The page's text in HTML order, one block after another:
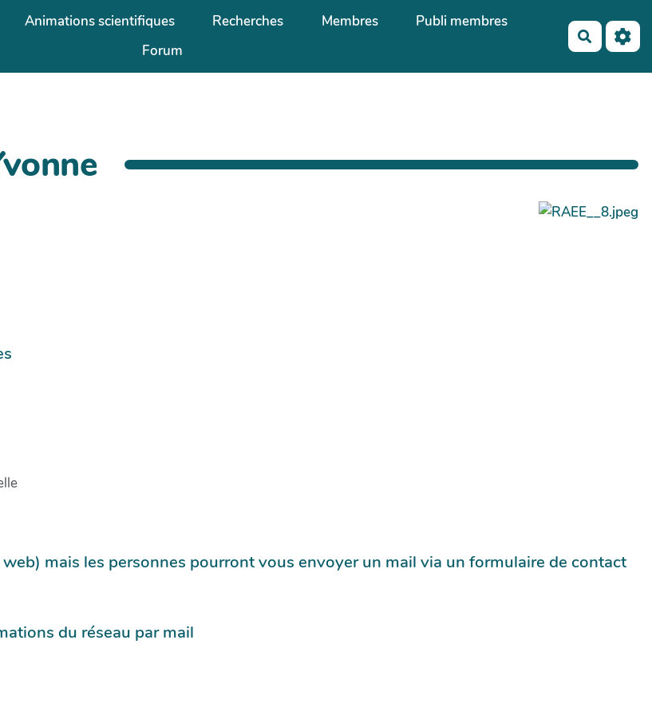
Animations scientifiques Recherches Membres
Publi membres
Forum
mais les personnes pourront vous envoyer un mail via un formulaire de contact
du réseau par mail